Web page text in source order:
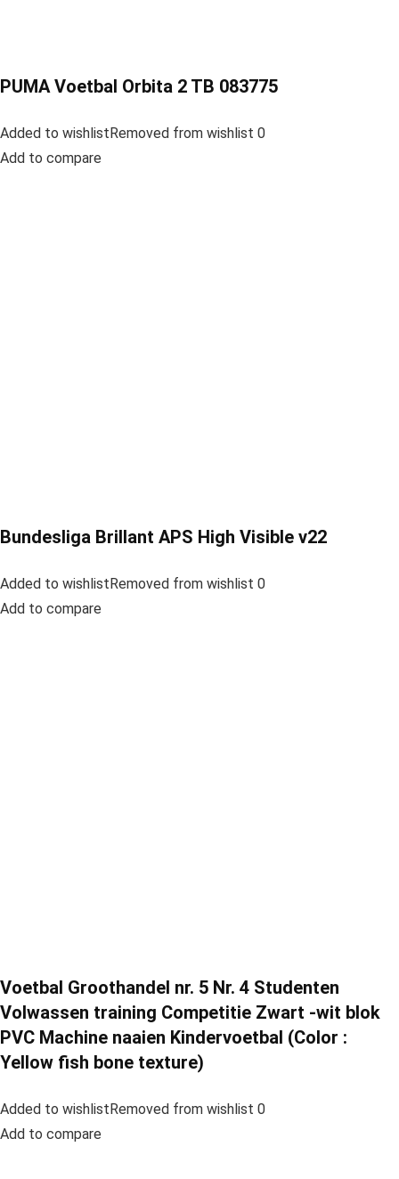
PUMA Voetbal Orbita 2 TB 083775
Added to wishlistRemoved from wishlist 0
Add to compare
Bundesliga Brillant APS High Visible v22
Added to wishlistRemoved from wishlist 0
Add to compare
Voetbal Groothandel nr. 5 Nr. 4 Studenten
Volwassen training Competitie Zwart -wit blok
PVC Machine naaien Kindervoetbal (Color :
Yellow fish bone texture)
Added to wishlistRemoved from wishlist 0
Add to compare